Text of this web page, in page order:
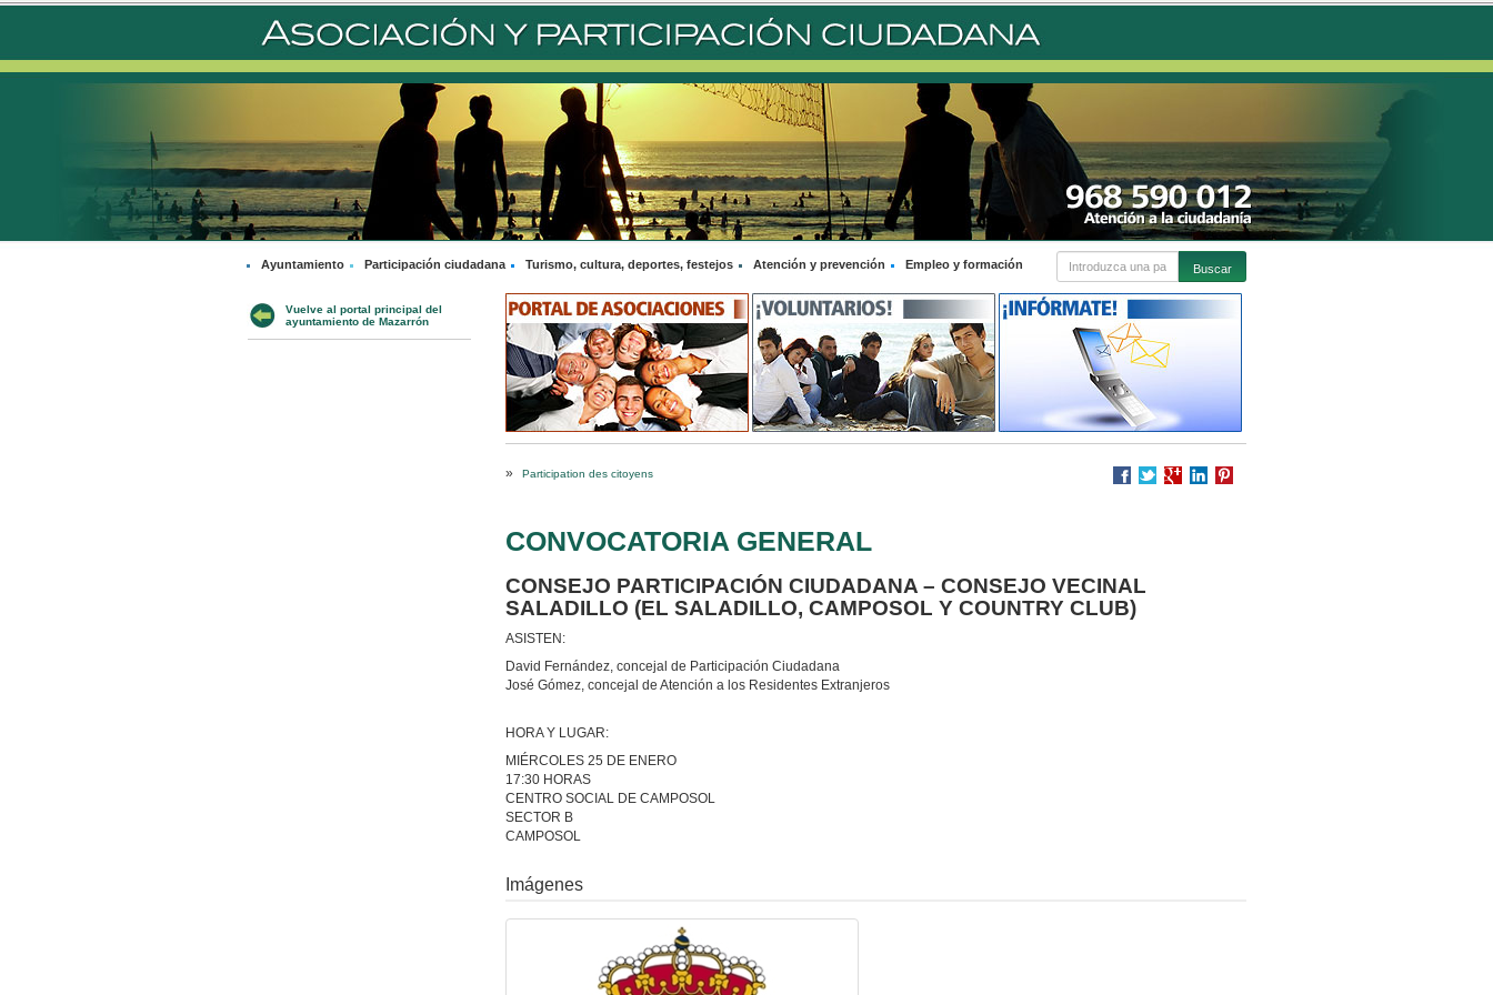
Ayuntamiento Participación ciudadana Turismo, cultura, deportes, festejos Atención y prevención Empleo y formación
Vuelve al portal principal del
ayuntamiento de Mazarrón
» Participation des citoyens
CONVOCATORIA GENERAL
CONSEJO PARTICIPACIÓN CIUDADANA – CONSEJO VECINAL
SALADILLO (EL SALADILLO, CAMPOSOL Y COUNTRY CLUB)
ASISTEN:
David Fernández, concejal de Participación Ciudadana
José Gómez, concejal de Atención a los Residentes Extranjeros
HORA Y LUGAR:
MIÉRCOLES 25 DE ENERO
17:30 HORAS
CENTRO SOCIAL DE CAMPOSOL
SECTOR B
CAMPOSOL
Imágenes